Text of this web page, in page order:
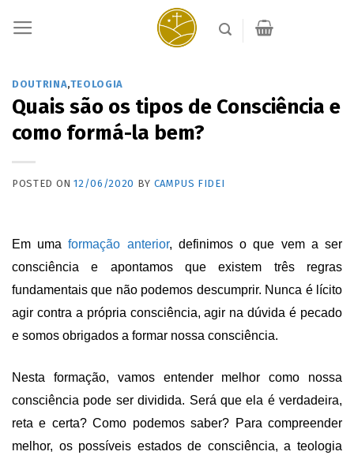
DOUTRINA,TEOLOGIA
Quais são os tipos de Consciência e
como formá-la bem?
POSTED ON12/06/2020 BY CAMPUS FIDEI
Em umaformação anterior, definimos o que vem a ser
consciência e apontamos que existem três regras
fundamentais que não podemos descumprir. Nunca é lícito
agir contra a própria consciência, agir na dúvida é pecado
e somos obrigados a formar nossa consciência.
Nesta formação, vamos entender melhor como nossa
consciência pode ser dividida. Será que ela é verdadeira,
reta e certa? Como podemos saber? Para compreender
melhor, os possíveis estados de consciência, a teologia